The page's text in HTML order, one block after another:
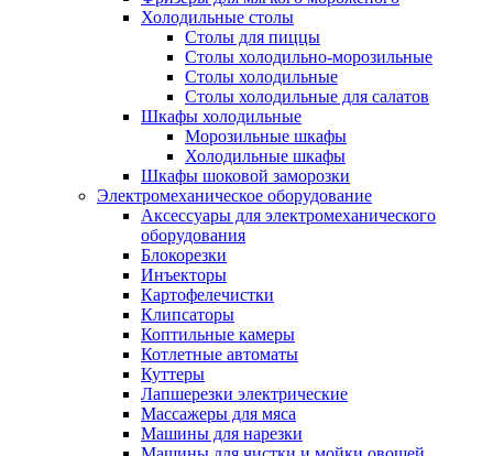
Холодильные столы
Столы для пиццы
Столы холодильно-морозильные
Столы холодильные
Столы холодильные для салатов
Шкафы холодильные
Mорозильные шкафы
Холодильные шкафы
Шкафы шоковой заморозки
Электромеханическое оборудование
Аксессуары для электромеханического
оборудования
Блокорезки
Инъекторы
Картофелечистки
Клипсаторы
Коптильные камеры
Котлетные автоматы
Куттеры
Лапшерезки электрические
Массажеры для мяса
Машины для нарезки